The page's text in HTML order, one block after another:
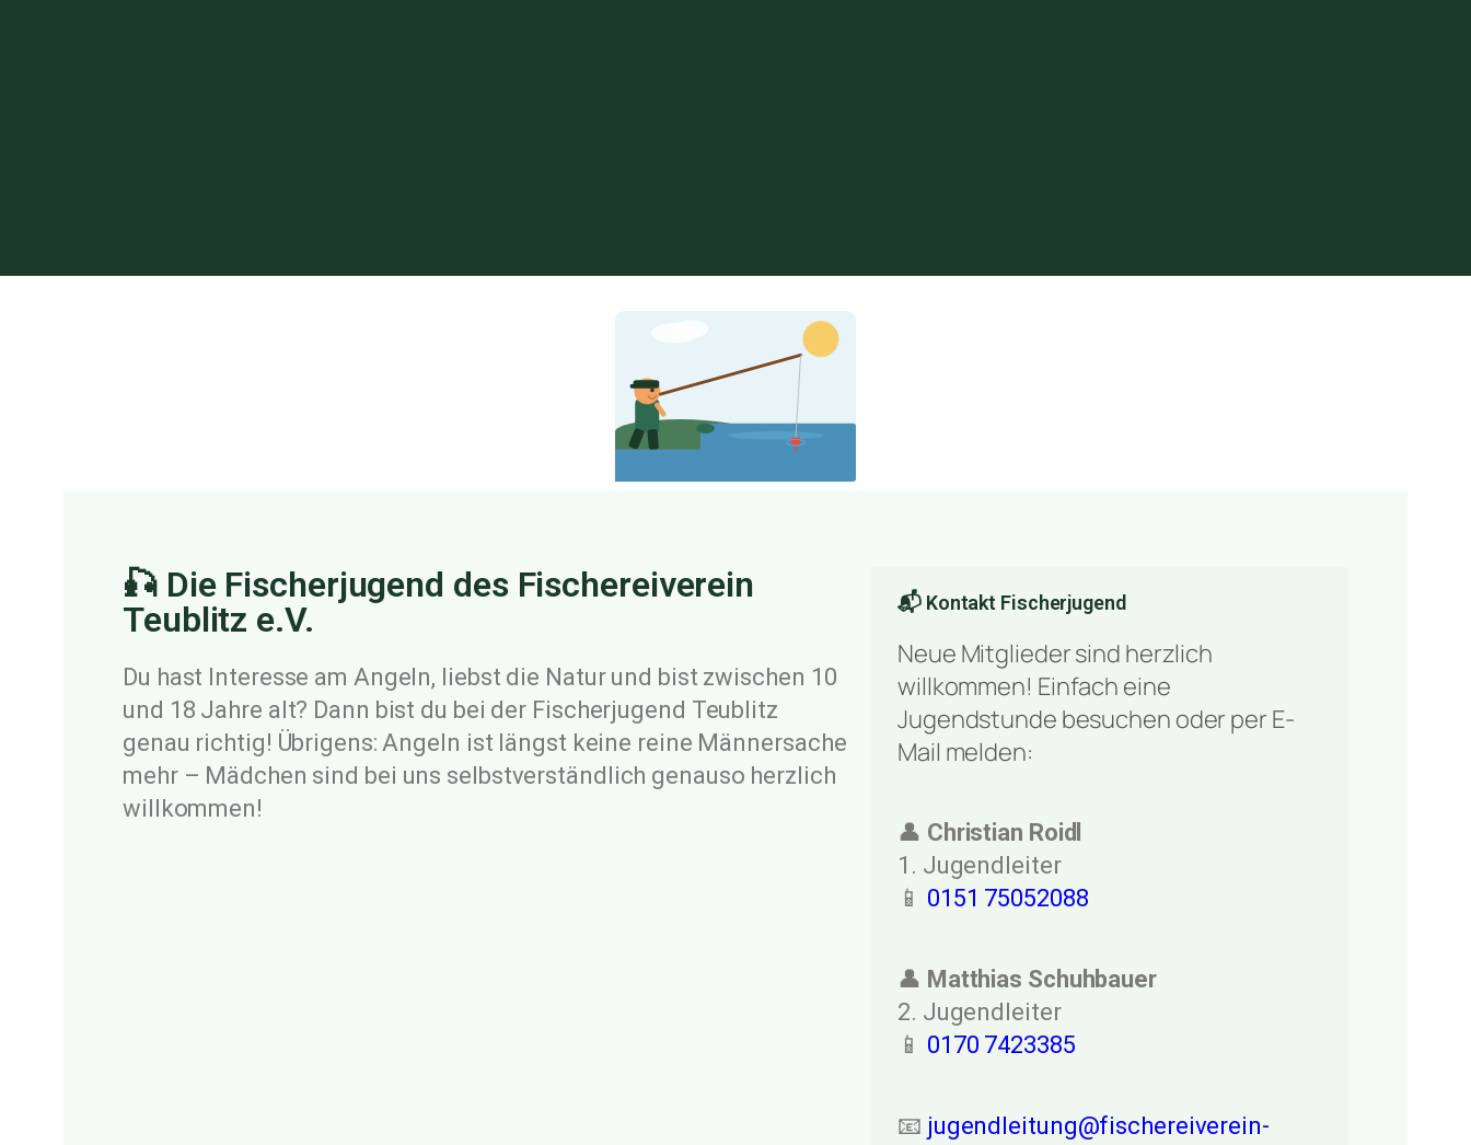
🎣 Die Fischerjugend des Fischereiverein
Teublitz e.V.
Du hast Interesse am Angeln, liebst die Natur und bist zwischen 10
und 18 Jahre alt? Dann bist du bei der Fischerjugend Teublitz
genau richtig! Übrigens: Angeln ist längst keine reine Männersache
mehr – Mädchen sind bei uns selbstverständlich genauso herzlich
willkommen!
📬 Kontakt Fischerjugend
Neue Mitglieder sind herzlich
willkommen! Einfach eine
Jugendstunde besuchen oder per E-
Mail melden:
👤 Christian Roidl
1. Jugendleiter
📱 0151 75052088
👤 Matthias Schuhbauer
2. Jugendleiter
📱 0170 7423385
📧 jugendleitung@fischereiverein-